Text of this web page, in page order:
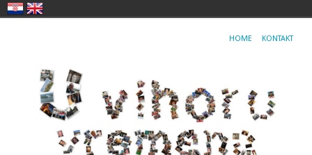
HOME KONTAKT